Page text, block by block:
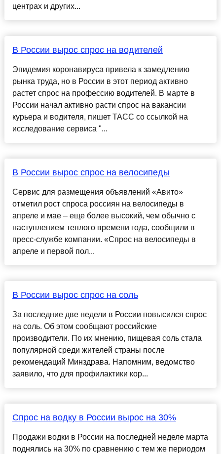
центрах и других...
В России вырос спрос на водителей
Эпидемия коронавируса привела к замедлению
рынка труда, но в России в этот период активно
растет спрос на профессию водителей. В марте в
России начал активно расти спрос на вакансии
курьера и водителя, пишет ТАСС со ссылкой на
исследование сервиса "...
В России вырос спрос на велосипеды
Сервис для размещения объявлений «Авито»
отметил рост спроса россиян на велосипеды в
апреле и мае – еще более высокий, чем обычно с
наступлением теплого времени года, сообщили в
пресс-службе компании. «Спрос на велосипеды в
апреле и первой пол...
В России вырос спрос на соль
За последние две недели в России повысился спрос
на соль. Об этом сообщают российские
производители. По их мнению, пищевая соль стала
популярной среди жителей страны после
рекомендаций Минздрава. Напомним, ведомство
заявило, что для профилактики кор...
Спрос на водку в России вырос на 30%
Продажи водки в России на последней неделе марта
поднялись на 30% по сравнению с тем же периодом